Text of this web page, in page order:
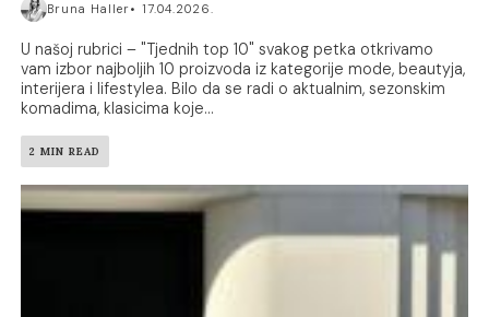
Bruna Haller 17.04.2026.
U našoj rubrici – "Tjednih top 10" svakog petka otkrivamo
vam izbor najboljih 10 proizvoda iz kategorije mode, beautyja,
interijera i lifestylea. Bilo da se radi o aktualnim, sezonskim
komadima, klasicima koje...
2 MIN READ